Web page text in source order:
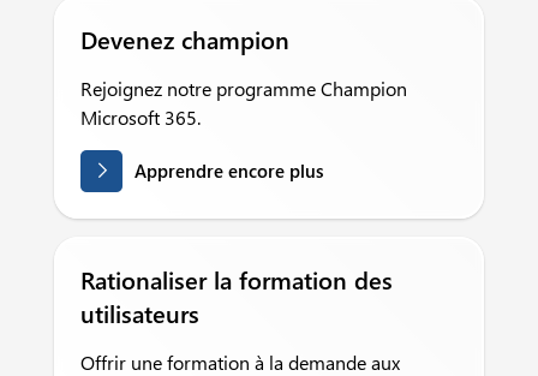
Devenez champion
Rejoignez notre programme Champion
Microsoft 365.
Apprendre encore plus
Rationaliser la formation des
utilisateurs
Offrir une formation à la demande aux